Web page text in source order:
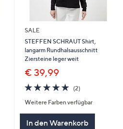
SALE
STEFFEN SCHRAUT Shirt,
langarm Rundhalsausschnitt
Ziersteine leger weit
€ 39,99
5.0
von
5
(2)2
Weitere Farben verfügbar
In den Warenkorb